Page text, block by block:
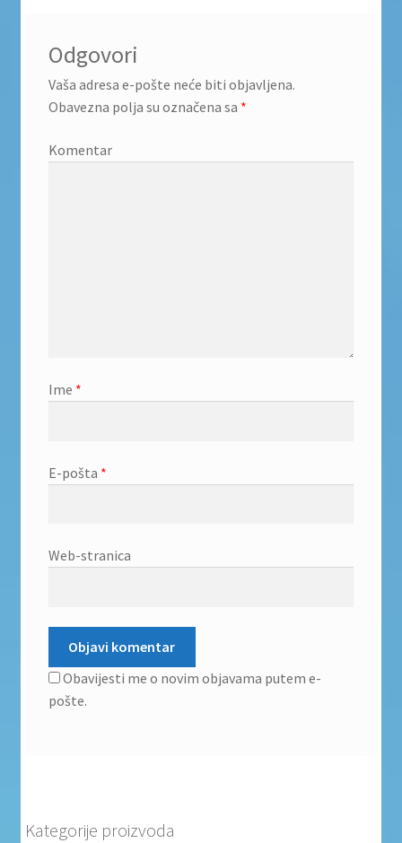
Odgovori
Vaša adresa e-pošte neće biti objavljena.
Obavezna polja su označena sa *
Komentar
Ime *
E-pošta *
Web-stranica
Obavijesti me o novim objavama putem e-
pošte.
Kategorije proizvoda